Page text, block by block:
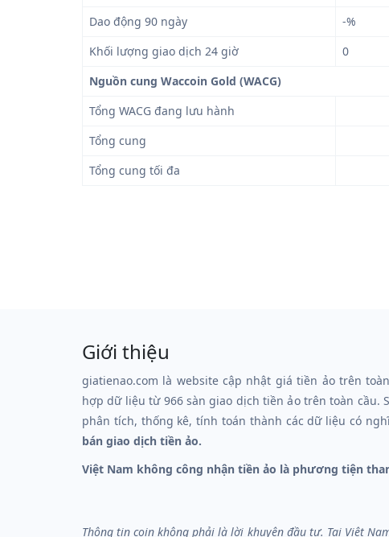
Dao động 90 ngày
-%
Khối lượng giao dịch 24 giờ
0
Nguồn cung Waccoin Gold (WACG)
Tổng WACG đang lưu hành
Tổng cung
Tổng cung tối đa
Giới thiệu
giatienao.com là website cập nhật giá tiền ảo trên
hợp dữ liệu từ 966 sàn giao dịch tiền ảo trên toàn cầu.
phân tích, thống kê, tính toán thành các dữ liệu có
bán giao dịch tiền ảo.
Việt Nam không công nhận tiền ảo là phương tiện
Thông tin coin không phải là lời khuyên đầu tư. Tại Việt